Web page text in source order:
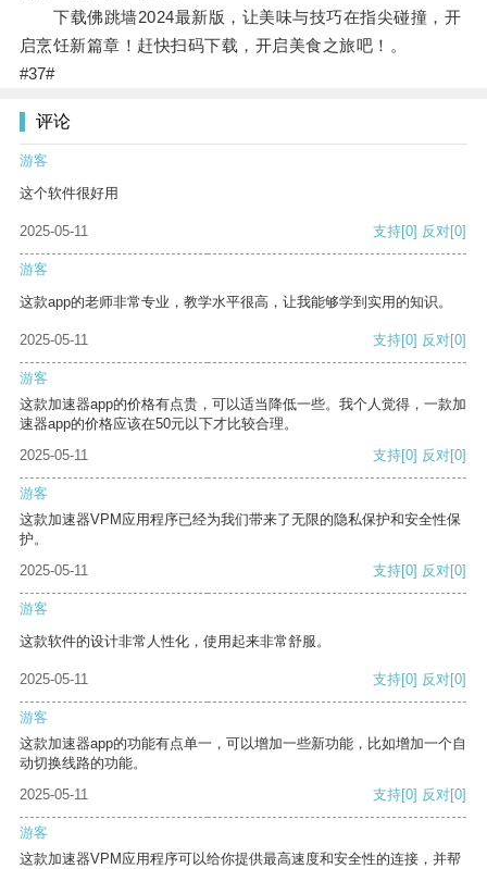
下载佛跳墙2024最新版，让美味与技巧在指尖碰撞，开
启烹饪新篇章！赶快扫码下载，开启美食之旅吧！。
#37#
评论
游客
这个软件很好用
2025-05-11 支持[0] 反对[0]
游客
这款app的老师非常专业，教学水平很高，让我能够学到实用的知识。
2025-05-11 支持[0] 反对[0]
游客
这款加速器app的价格有点贵，可以适当降低一些。我个人觉得，一款加
速器app的价格应该在50元以下才比较合理。
2025-05-11
支持[0] 反对[0]
游客
这款加速器VPM应用程序已经为我们带来了无限的隐私保护和安全性保
护。
2025-05-11
支持[0] 反对[0]
游客
这款软件的设计非常人性化，使用起来非常舒服。
2025-05-11 支持[0] 反对[0]
游客
这款加速器app的功能有点单一，可以增加一些新功能，比如增加一个自
动切换线路的功能。
2025-05-11
支持[0] 反对[0]
游客
这款加速器VPM应用程序可以给你提供最高速度和安全性的连接，并帮